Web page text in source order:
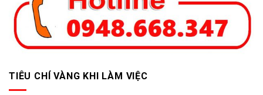
TIÊU CHÍ VÀNG KHI LÀM VIỆC